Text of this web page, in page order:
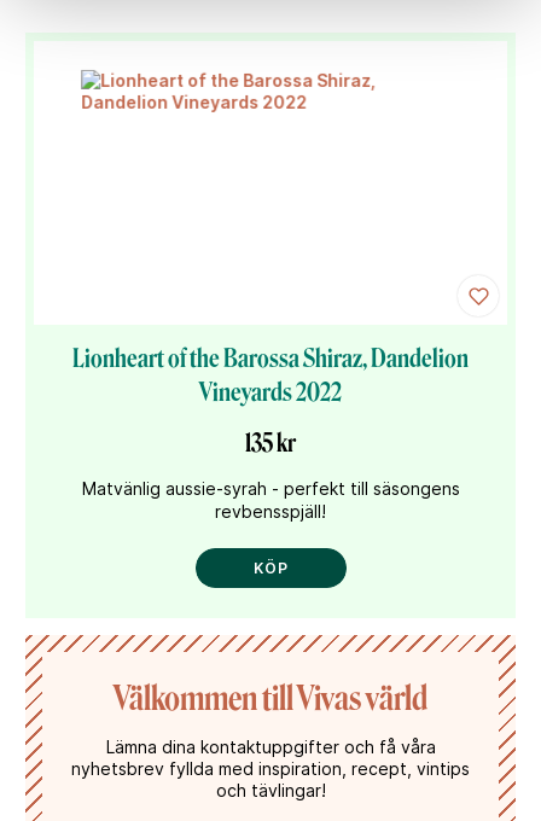
Lionheart of the Barossa Shiraz, Dandelion
Vineyards 2022
135 kr
Matvänlig aussie-syrah - perfekt till säsongens
revbensspjäll!
KÖP
Välkommen till Vivas värld
Lämna dina kontaktuppgifter och få våra
nyhetsbrev fyllda med inspiration, recept, vintips
och tävlingar!